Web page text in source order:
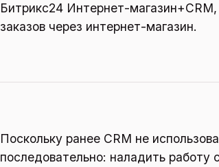
Битрикс24 Интернет-
заказов через интернет-магазин.
Поскольку ранее CRM не
последовательно: наладить работу